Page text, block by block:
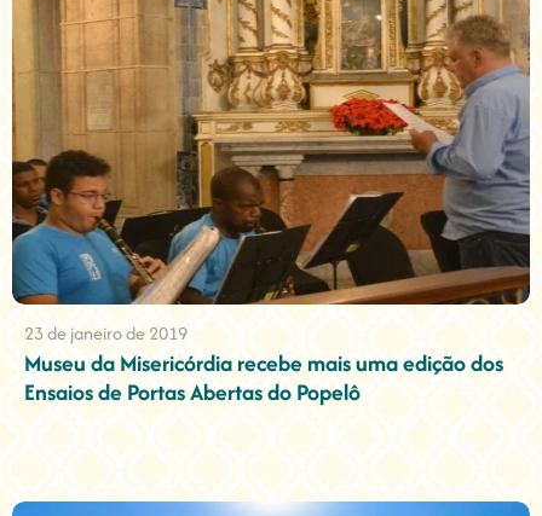
23 de janeiro de 2019
Museu da Misericórdia recebe mais uma edição dos
Ensaios de Portas Abertas do Popelô